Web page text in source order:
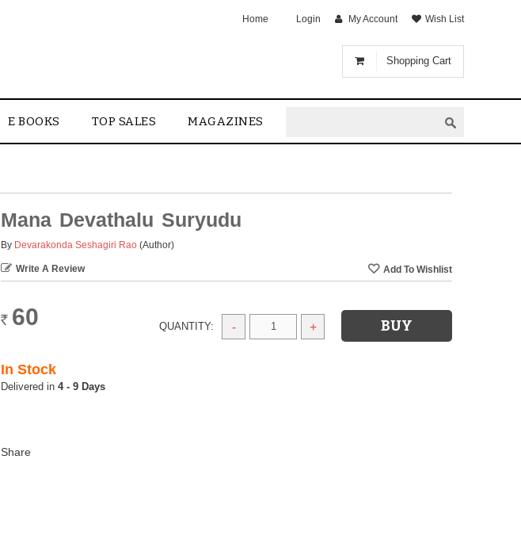
Shopping Cart
Home Login My Account Wish List
E BOOKS TOP SALES MAGAZINES
Mana Devathalu Suryudu
By Devarakonda Seshagiri Rao (Author)
Write A Review
Rs. 60 QUANTITY: - +
In Stock
4 - 9 Days